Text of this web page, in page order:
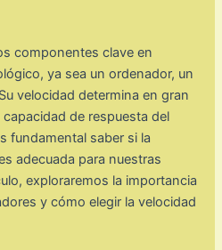
componentes clave en
ya sea un ordenador, un
velocidad determina en gran
de respuesta del
fundamental saber si la
adecuada para nuestras
exploraremos la importancia
y cómo elegir la velocidad